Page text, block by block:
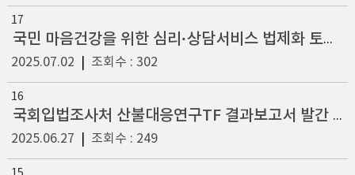
17
국민 마음건강을 위한 심리·상담서비스 법제화 토론회 참석
2025.07.02
조회수 : 302
16
국회입법조사처 산불대응연구TF 결과보고서 발간 기념 기자브리핑 참석
2025.06.27
조회수 : 249